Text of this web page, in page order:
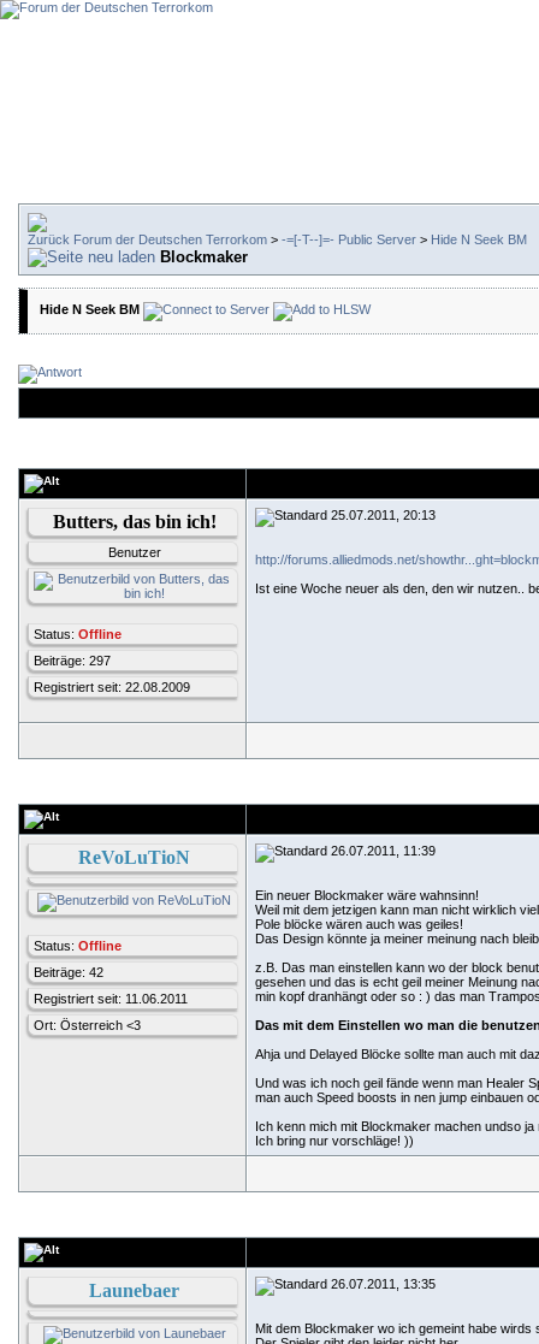
Forum der Deutschen Terrorkom > -=[-T--]=- Public Server > Hide N Seek BM
Blockmaker
Hide N Seek BM
Butters, das bin ich!
Benutzer
Status: Offline
Beiträge: 297
Registriert seit: 22.08.2009
25.07.2011, 20:13
http://forums.alliedmods.net/
Ist eine Woche neuer als den, den wir nutzen..
ReVoLuTioN
Status: Offline
Beiträge: 42
Registriert seit: 11.06.2011
Ort: Österreich <3
26.07.2011, 11:39
Ein neuer Blockmaker wäre wahnsinn!
Weil mit dem jetzigen kann man nicht wirklich
Pole blöcke wären auch was geiles!
Das Design könnte ja meiner meinung nach
z.B. Das man einstellen kann wo der block
gesehen und das is echt geil meiner Meinung
min kopf dranhängt oder so : ) das man
Das mit dem Einstellen wo man die
Ahja und Delayed Blöcke sollte man auch mit
Und was ich noch geil fände wenn man Healer
man auch Speed boosts in nen jump einbauen
Ich kenn mich mit Blockmaker machen undso
Ich bring nur vorschläge! ))
Launebaer 26.07.2011, 13:35
Mit dem Blockmaker wo ich gemeint habe wirds